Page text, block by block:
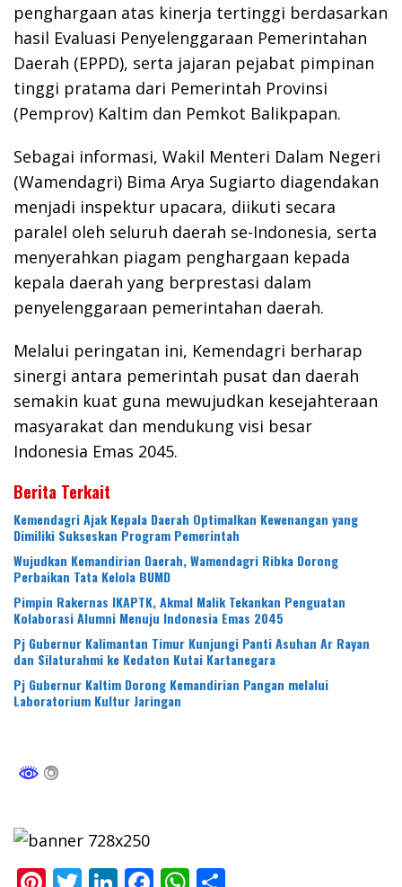
penghargaan atas kinerja tertinggi berdasarkan
hasil Evaluasi Penyelenggaraan Pemerintahan
Daerah (EPPD), serta jajaran pejabat pimpinan
tinggi pratama dari Pemerintah Provinsi
(Pemprov) Kaltim dan Pemkot Balikpapan.
Sebagai informasi, Wakil Menteri Dalam Negeri
(Wamendagri) Bima Arya Sugiarto diagendakan
menjadi inspektur upacara, diikuti secara
paralel oleh seluruh daerah se-Indonesia, serta
menyerahkan piagam penghargaan kepada
kepala daerah yang berprestasi dalam
penyelenggaraan pemerintahan daerah.
Melalui peringatan ini, Kemendagri berharap
sinergi antara pemerintah pusat dan daerah
semakin kuat guna mewujudkan kesejahteraan
masyarakat dan mendukung visi besar
Indonesia Emas 2045.
Berita Terkait
Kemendagri Ajak Kepala Daerah Optimalkan Kewenangan yang
Dimiliki Sukseskan Program Pemerintah
Wujudkan Kemandirian Daerah, Wamendagri Ribka Dorong
Perbaikan Tata Kelola BUMD
Pimpin Rakernas IKAPTK, Akmal Malik Tekankan Penguatan
Kolaborasi Alumni Menuju Indonesia Emas 2045
Pj Gubernur Kalimantan Timur Kunjungi Panti Asuhan Ar Rayan
dan Silaturahmi ke Kedaton Kutai Kartanegara
Pj Gubernur Kaltim Dorong Kemandirian Pangan melalui
Laboratorium Kultur Jaringan